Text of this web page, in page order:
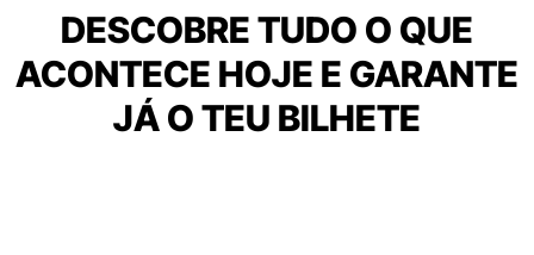
DESCOBRE TUDO O QUE
ACONTECE HOJE E GARANTE
JÁ O TEU BILHETE